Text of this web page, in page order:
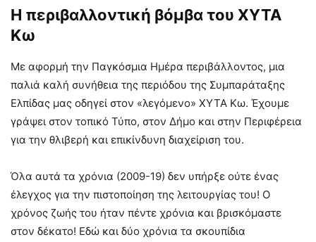
Η περιβαλλοντική βόμβα του ΧΥΤΑ
Κω
Με αφορμή την Παγκόσμια Ημέρα περιβάλλοντος, μια
παλιά καλή συνήθεια της περιόδου της Συμπαράταξης
Ελπίδας μας οδηγεί στον «λεγόμενο» ΧΥΤΑ Κω. Έχουμε
γράψει στον τοπικό Τύπο, στον Δήμο και στην Περιφέρεια
για την θλιβερή και επικίνδυνη διαχείριση του.
Όλα αυτά τα χρόνια (2009-19) δεν υπήρξε ούτε ένας
έλεγχος για την πιστοποίηση της λειτουργίας του! Ο
χρόνος ζωής του ήταν πέντε χρόνια και βρισκόμαστε
στον δέκατο! Εδώ και δύο χρόνια τα σκουπίδια